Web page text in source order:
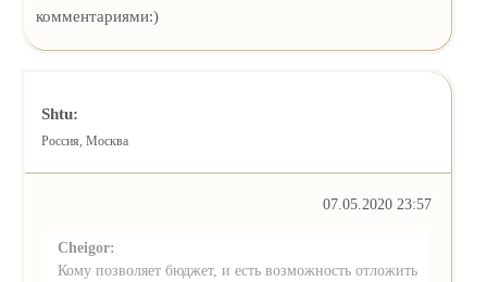
комментариями:)
Shtu:
Россия, Москва
07.05.2020 23:57
Cheigor:
Кому позволяет бюджет, и есть возможность отложить